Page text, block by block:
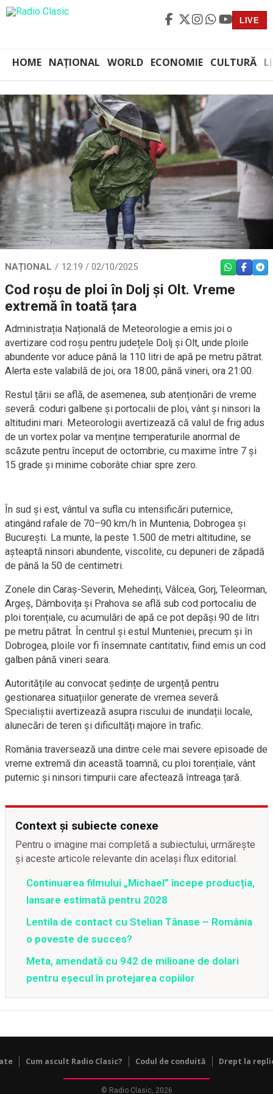
LIVE
HOME NAȚIONAL WORLD ECONOMIE CULTURĂ
NAȚIONAL 12:19 / 02/10/2025 WHATSAPP
Cod roșu de ploi în Dolj și Olt. Vreme
extremă în toată țara
Administrația Națională de Meteorologie a emis joi o
avertizare cod roșu pentru județele Dolj și Olt, unde ploile
abundente vor aduce până la 110 litri de apă pe metru pătrat.
Alerta este valabilă de joi, ora 18:00, până vineri, ora 21:00.
Restul țării se află, de asemenea, sub atenționări de vreme
severă: coduri galbene și portocalii de ploi, vânt și ninsori la
altitudini mari. Meteorologii avertizează că valul de frig adus
de un vortex polar va menține temperaturile anormal de
scăzute pentru început de octombrie, cu maxime între 7 și
15 grade și minime coborâte chiar spre zero.
În sud și est, vântul va sufla cu intensificări puternice,
atingând rafale de 70–90 km/h în Muntenia, Dobrogea și
București. La munte, la peste 1.500 de metri altitudine, se
așteaptă ninsori abundente, viscolite, cu depuneri de zăpadă
de până la 50 de centimetri.
Zonele din Caraș-Severin, Mehedinți, Vâlcea, Gorj, Teleorman,
Argeș, Dâmbovița și Prahova se află sub cod portocaliu de
ploi torențiale, cu acumulări de apă ce pot depăși 90 de litri
pe metru pătrat. În centrul și estul Munteniei, precum și în
Dobrogea, ploile vor fi însemnate cantitativ, fiind emis un cod
galben până vineri seara.
Autoritățile au convocat ședințe de urgență pentru
gestionarea situațiilor generate de vremea severă.
Specialiștii avertizează asupra riscului de inundații locale,
alunecări de teren și dificultăți majore în trafic.
România traversează una dintre cele mai severe episoade de
vreme extremă din această toamnă, cu ploi torențiale, vânt
puternic și ninsori timpurii care afectează întreaga țară.
Context și subiecte conexe
Pentru o imagine mai completă a subiectului, urmărește
și aceste articole relevante din același flux editorial.
Continuarea filmului „Michael” începe producția,
lansare estimată pentru 2028
Lentila de contact cu Stelian Tănase – România
o poveste de succes?
Meta, amendată cu 942 de milioane de dolari
pentru eșecul în protejarea copiilor
Cum ascult Radio Clasic? Codul de conduită Drept la
© Radio Clasic, 2026